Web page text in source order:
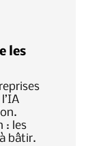
les
: les
bâtir.